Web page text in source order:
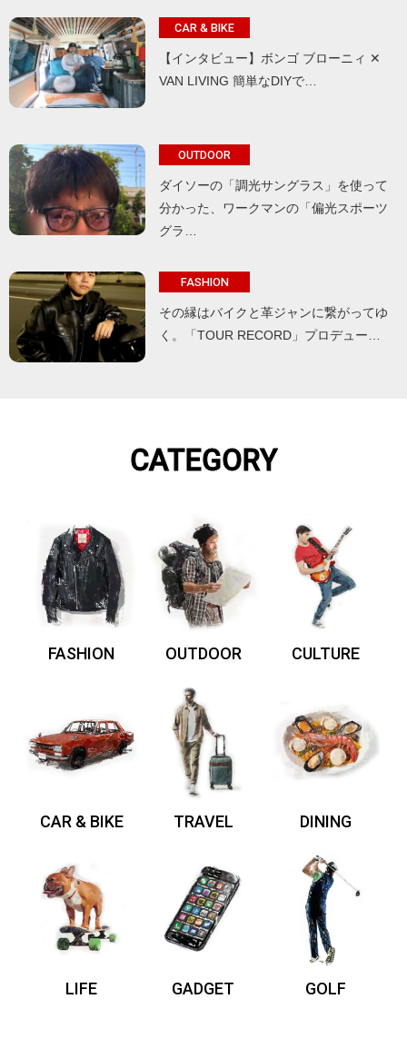
CAR & BIKE
【インタビュー】ボンゴ ブローニィ ✕
VAN LIVING 簡単なDIYで…
OUTDOOR
ダイソーの「調光サングラス」を使って
分かった、ワークマンの「偏光スポーツ
グラ…
FASHION
その縁はバイクと革ジャンに繋がってゆ
く。「TOUR RECORD」プロデュー…
CATEGORY
FASHION OUTDOOR CULTURE
CAR & BIKE TRAVEL DINING
LIFE GADGET GOLF